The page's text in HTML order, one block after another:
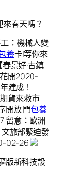
春天嗎？
：機械人變
養卡|等你來
景好·古鎮
開2020-
建成！
貨來救市
開放 門包養
留意：歐洲
旅部緊迫發
02-26
版新科技設